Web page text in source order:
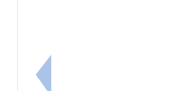
上一筆：轉知本府115學年度特